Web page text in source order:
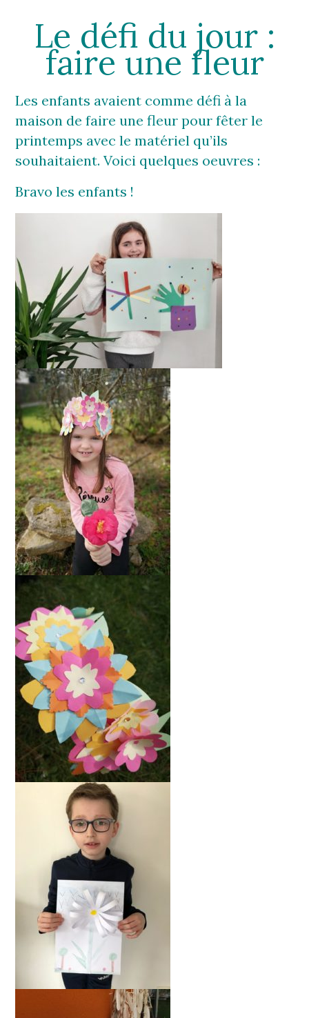
Le défi du jour :
faire une fleur
Les enfants avaient comme défi à la
maison de faire une fleur pour fêter le
printemps avec le matériel qu’ils
souhaitaient. Voici quelques oeuvres :
Bravo les enfants !